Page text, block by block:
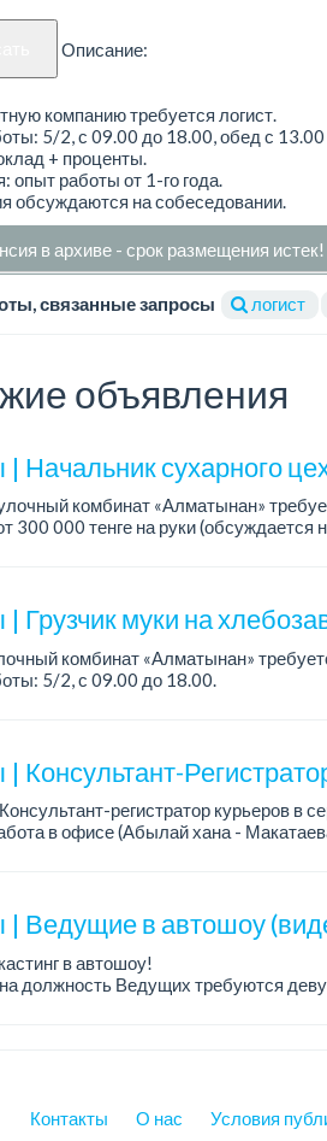
Описание:
компанию требуется логист.
5/2, с 09.00 до 18.00, обед с
+ проценты.
опыт работы от 1-го года.
обсуждаются на собеседовании.
в архиве - срок размещения истек!
связанные запросы логист
объявления
Начальник сухарного
комбинат «Алматынан»
300 000 тенге на руки (обсуждается
Грузчик муки на
комбинат «Алматынан»
5/2, с 09.00 до 18.00.
Консультант-
регистратор курьеров в
в офисе (Абылай хана -
Ведущие в автошоу
в автошоу!
должность Ведущих требуются
Контакты О нас Условия